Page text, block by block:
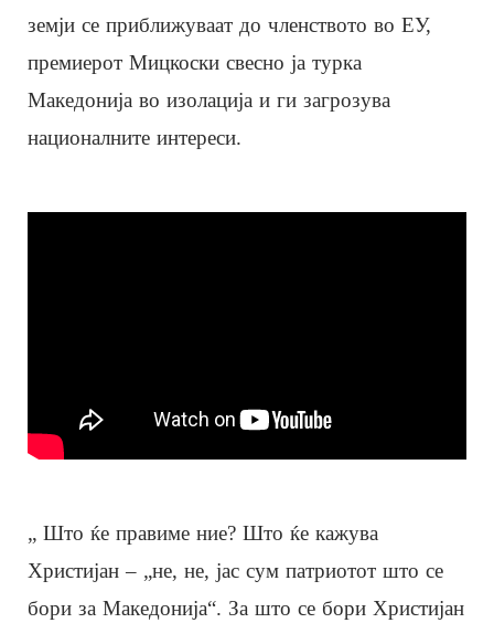
земји се приближуваат до членството во ЕУ,
премиерот Мицкоски свесно ја турка
Македонија во изолација и ги загрозува
националните интереси.
„ Што ќе правиме ние? Што ќе кажува
Христијан – „не, не, јас сум патриотот што се
бори за Македонија“. За што се бори Христијан